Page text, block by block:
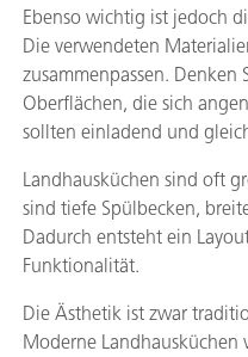
Ebenso wichtig ist jedoch
Die verwendeten
zusammenpassen.
Oberflächen, die sich
sollten einladend und
Landhausküchen sind oft
sind tiefe Spülbecken,
Dadurch entsteht ein
Funktionalität.
Die Ästhetik ist zwar
Moderne